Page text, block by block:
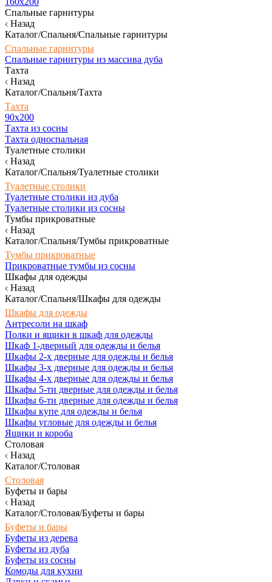
Спальные гарнитуры
Назад
Каталог/Спальня/Спальные гарнитуры
Спальные гарнитуры
Спальные гарнитуры из массива дуба
Тахта
Назад
Каталог/Спальня/Тахта
Тахта
90х200
Тахта из сосны
Тахта односпальная
Туалетные столики
Назад
Каталог/Спальня/Туалетные столики
Туалетные столики
Туалетные столики из дуба
Туалетные столики из сосны
Тумбы прикроватные
Назад
Каталог/Спальня/Тумбы прикроватные
Тумбы прикроватные
Прикроватные тумбы из сосны
Шкафы для одежды
Назад
Каталог/Спальня/Шкафы для одежды
Шкафы для одежды
Антресоли на шкаф
Полки и ящики в шкаф для одежды
Шкаф 1-дверный для одежды и белья
Шкафы 2-х дверные для одежды и белья
Шкафы 3-х дверные для одежды и белья
Шкафы 4-х дверные для одежды и белья
Шкафы 5-ти дверные для одежды и белья
Шкафы 6-ти дверные для одежды и белья
Шкафы купе для одежды и белья
Шкафы угловые для одежды и белья
Ящики и короба
Столовая
Назад
Каталог/Столовая
Столовая
Буфеты и бары
Назад
Каталог/Столовая/Буфеты и бары
Буфеты и бары
Буфеты из дерева
Буфеты из дуба
Буфеты из сосны
Комоды для кухни